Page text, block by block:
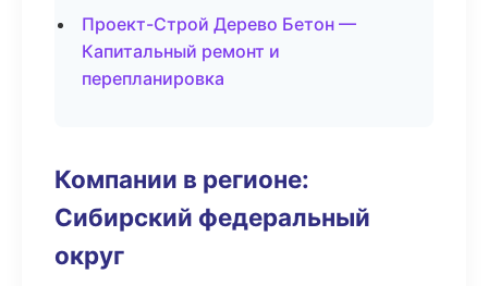
Проект-Строй Дерево Бетон —
Капитальный ремонт и
перепланировка
Компании в регионе:
Сибирский федеральный
округ